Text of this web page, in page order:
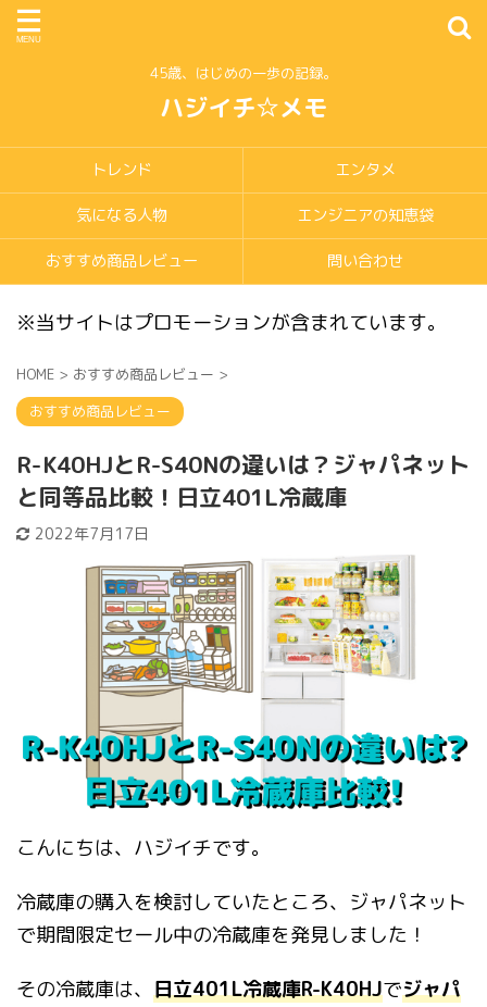
45歳、はじめの一歩の記録。
ハジイチ☆メモ
トレンド エンタメ
気になる人物 エンジニアの知恵袋
おすすめ商品レビュー 問い合わせ
※当サイトはプロモーションが含まれています。
HOME > おすすめ商品レビュー >
おすすめ商品レビュー
R-K40HJとR-S40Nの違いは？ジャパネット
と同等品比較！日立401L冷蔵庫
2022年7月17日
こんにちは、ハジイチです。
冷蔵庫の購入を検討していたところ、ジャパネット
で期間限定セール中の冷蔵庫を発見しました！
その冷蔵庫は、 日立401L冷蔵庫R-K40HJでジャパ